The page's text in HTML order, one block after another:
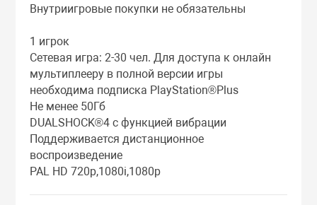
Внутриигровые покупки не обязательны
1 игрок
Сетевая игра: 2-30 чел. Для доступа к онлайн
мультиплееру в полной версии игры
необходима подписка PlayStation®Plus
Не менее 50Гб
DUALSHOCK®4 с функцией вибрации
Поддерживается дистанционное
воспроизведение
PAL HD 720p,1080i,1080p